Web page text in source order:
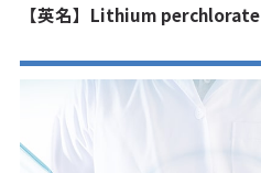
【英名】Lithium perchlorate